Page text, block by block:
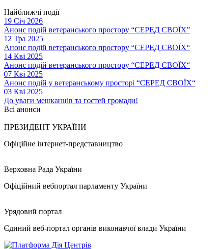
Найближчі події
19 Січ 2026
Анонс подій ветеранського простору “СЕРЕД СВОЇХ”
12 Тра 2025
Анонс подій ветеранського простору “СЕРЕД СВОЇХ“
14 Кві 2025
Анонс подій ветеранського простору “СЕРЕД СВОЇХ“
07 Кві 2025
Анонс подій у ветеранському просторі “СЕРЕД СВОЇХ“
03 Кві 2025
До уваги мешканців та гостей громади!
Всі анонси
ПРЕЗИДЕНТ УКРАЇНИ
Офіційне інтернет-представництво
Верховна Рада України
Офіційний вебпортал парламенту України
Урядовий портал
Єдиний веб-портал органів виконавчої влади України